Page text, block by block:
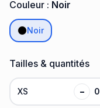
Couleur : Noir
Noir
Tailles & quantités
XS − 0